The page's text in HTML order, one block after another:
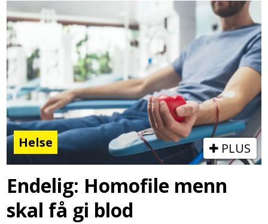
Helse PLUS
Endelig: Homofile menn
skal få gi blod